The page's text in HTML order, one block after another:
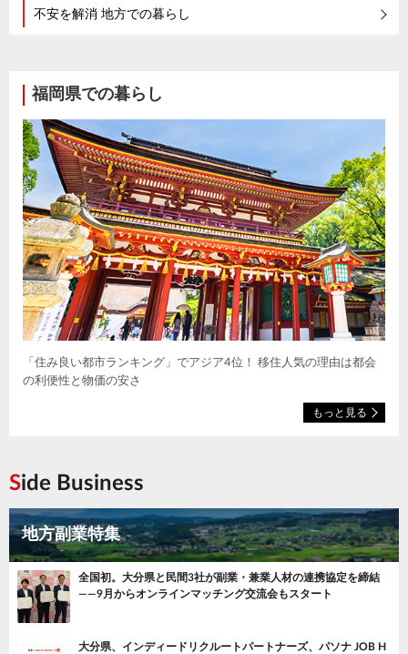
不安を解消 地方での暮らし
福岡県での暮らし
「住み良い都市ランキング」でアジア4位！ 移住人気の理由は都会
の利便性と物価の安さ
もっと見る
Side Business
地方副業特集
全国初。大分県と民間3社が副業・兼業人材の連携協定を締結
——9月からオンラインマッチング交流会もスタート
大分県、インディードリクルートパートナーズ、パソナ JOB H